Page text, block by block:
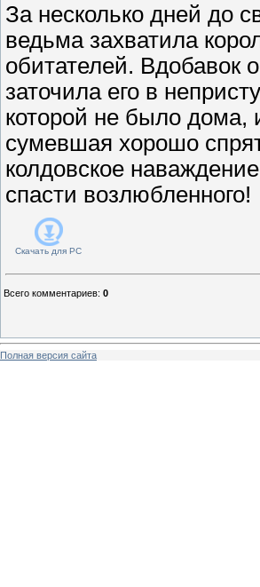
За несколько дней до
ведьма захватила
обитателей. Вдобавок
заточила его в
которой не было дома,
сумевшая хорошо
колдовское
спасти возлюбленного!
Скачать для PC
Всего комментариев: 0
Полная версия сайта